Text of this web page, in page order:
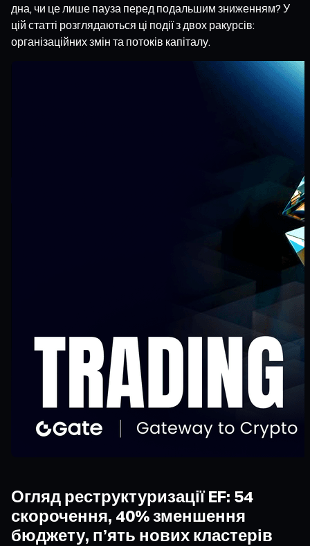
дна, чи це лише пауза перед подальшим зниженням? У
цій статті розглядаються ці події з двох ракурсів:
організаційних змін та потоків капіталу.
Огляд реструктуризації EF: 54
скорочення, 40% зменшення
бюджету, п’ять нових кластерів